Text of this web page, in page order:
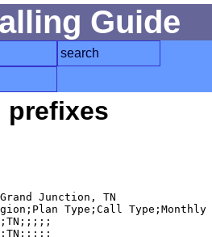
Guide
search
prefixes
Junction, TN
Type;Call